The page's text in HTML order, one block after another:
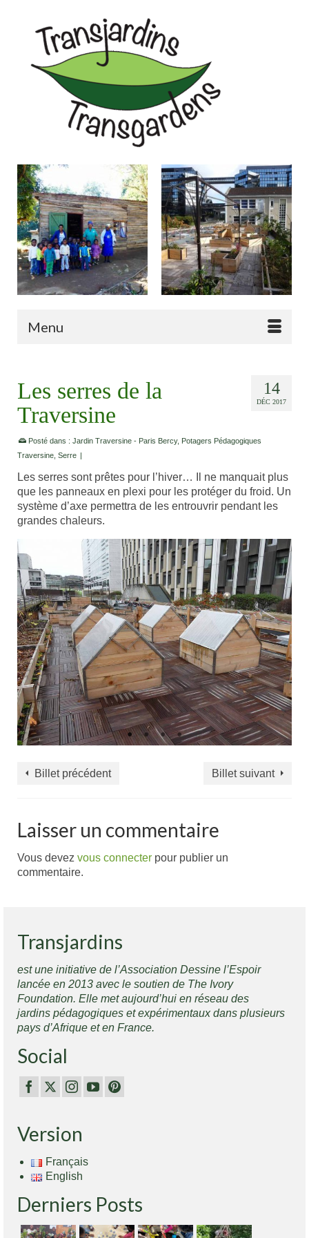
Menu
14
DÉC 2017
Les serres de la
Traversine
Posté dans : Jardin Traversine - Paris Bercy, Potagers Pédagogiques
Traversine Serre |
Les serres sont prêtes pour l’hiver… Il ne manquait plus
que les panneaux en plexi pour les protéger du froid. Un
système d’axe permettra de les entrouvrir pendant les
grandes chaleurs.
Billet précédent Billet suivant
Laisser un commentaire
Vous devez vous connecter pour publier un
commentaire.
Transjardins
est une initiative de l’Association Dessine l’Espoir
lancée en 2013 avec le soutien de The Ivory
Foundation. Elle met aujourd’hui en réseau des
jardins pédagogiques et expérimentaux dans plusieurs
pays d’Afrique et en France.
Social
Version
Français
English
Derniers Posts